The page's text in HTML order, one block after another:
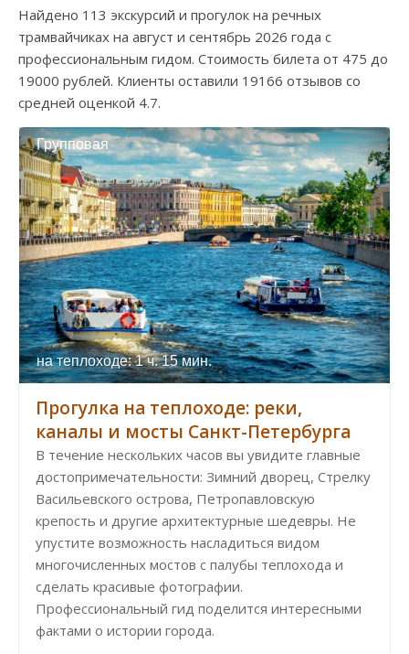
Найдено 113 экскурсий и прогулок на речных
трамвайчиках на август и сентябрь 2026 года с
профессиональным гидом. Стоимость билета от 475 до
19000 рублей. Клиенты оставили 19166 отзывов со
средней оценкой 4.7.
Групповая
на теплоходе: 1 ч. 15 мин.
Прогулка на теплоходе: реки,
каналы и мосты Санкт-Петербурга
В течение нескольких часов вы увидите главные
достопримечательности: Зимний дворец, Стрелку
Васильевского острова, Петропавловскую
крепость и другие архитектурные шедевры. Не
упустите возможность насладиться видом
многочисленных мостов с палубы теплохода и
сделать красивые фотографии.
Профессиональный гид поделится интересными
фактами о истории города.